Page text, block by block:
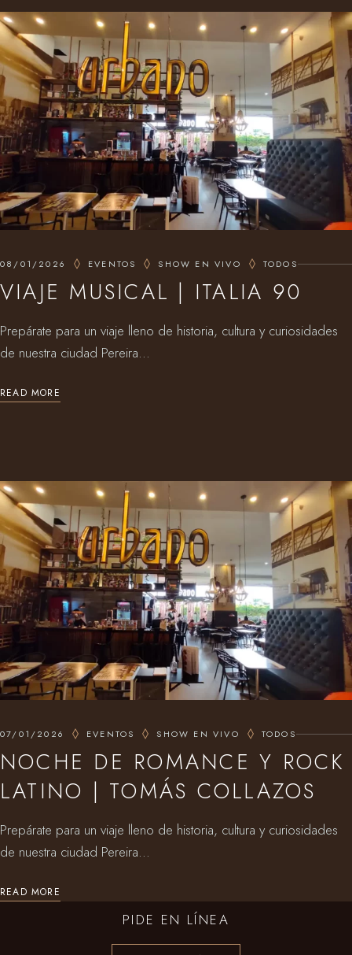
08/01/2026 EVENTOS SHOW EN VIVO TODOS
VIAJE MUSICAL | ITALIA 90
Prepárate para un viaje lleno de historia, cultura y curiosidades
de nuestra ciudad Pereira...
READ MORE
07/01/2026 EVENTOS SHOW EN VIVO TODOS
NOCHE DE ROMANCE Y ROCK
LATINO | TOMÁS COLLAZOS
Prepárate para un viaje lleno de historia, cultura y curiosidades
de nuestra ciudad Pereira...
READ MORE
PIDE EN LÍNEA